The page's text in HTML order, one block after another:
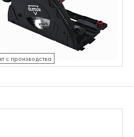
с производства